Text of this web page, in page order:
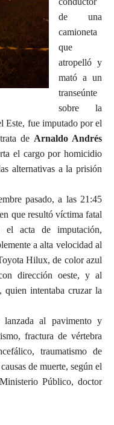
de una
camioneta
que
atropelló y
mató a un
transeúnte
sobre la
Este, fue imputado por el
de Arnaldo Andrés
el cargo por homicidio
alternativas a la prisión
pasado, a las 21:45
que resultó víctima fatal
el acta de imputación,
a alta velocidad al
Hilux, de color azul
dirección oeste, y al
intentaba cruzar la
al pavimento y
fractura de vértebra
traumatismo de
de muerte, según el
Público, doctor